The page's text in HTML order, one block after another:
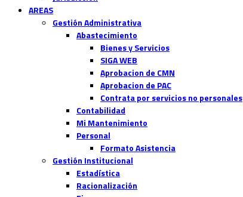
AREAS
Gestión Administrativa
Abastecimiento
Bienes y Servicios
SIGA WEB
Aprobacion de CMN
Aprobacion de PAC
Contrata por servicios no personales
Contabilidad
Mi Mantenimiento
Personal
Formato Asistencia
Gestión Institucional
Estadística
Racionalización